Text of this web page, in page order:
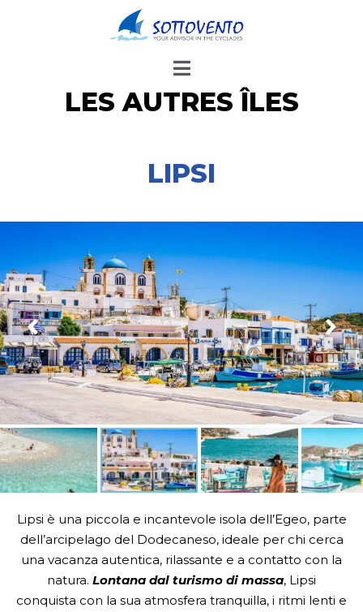
LES AUTRES ÎLES
LIPSI
Lipsi è una piccola e incantevole isola dell’Egeo, parte
dell’arcipelago del Dodecaneso, ideale per chi cerca
una vacanza autentica, rilassante e a contatto con la
natura. Lontana dal turismo di massa, Lipsi
conquista con la sua atmosfera tranquilla, i ritmi lenti e